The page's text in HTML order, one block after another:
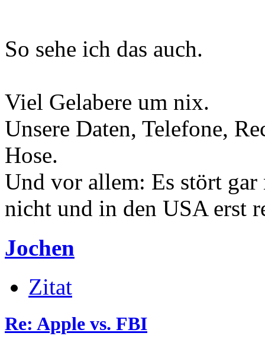
So sehe ich das auch.
Viel Gelabere um nix.
Unsere Daten, Telefone,
Hose.
Und vor allem: Es stört
nicht und in den USA erst
Jochen
Zitat
Re: Apple vs. FBI